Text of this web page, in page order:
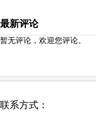
最新评论
暂无评论，欢迎您评论。
联系方式：